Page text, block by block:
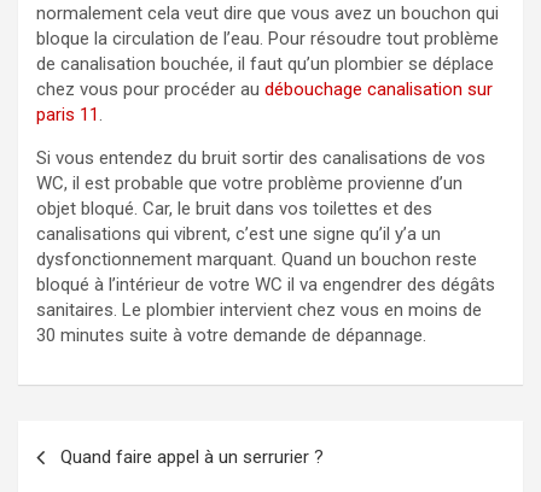
normalement cela veut dire que vous avez un bouchon qui
bloque la circulation de l’eau. Pour résoudre tout problème
de canalisation bouchée, il faut qu’un plombier se déplace
chez vous pour procéder au débouchage canalisation sur
paris 11.
Si vous entendez du bruit sortir des canalisations de vos
WC, il est probable que votre problème provienne d’un
objet bloqué. Car, le bruit dans vos toilettes et des
canalisations qui vibrent, c’est une signe qu’il y’a un
dysfonctionnement marquant. Quand un bouchon reste
bloqué à l’intérieur de votre WC il va engendrer des dégâts
sanitaires. Le plombier intervient chez vous en moins de
30 minutes suite à votre demande de dépannage.
Quand faire appel à un serrurier ?